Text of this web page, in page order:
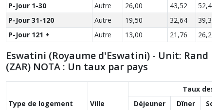
P-Jour 1-30
Autre 26,00 43,52
52,44
P-Jour 31-120
Autre 19,50 32,64
39,33
P-Jour 121 +
Autre 13,00 21,76 26,22
Eswatini (Royaume d'Eswatini) - Unit: Rand
(ZAR) NOTA : Un taux par pays
Type de logement Ville
Taux des
Déjeuner
Dîner